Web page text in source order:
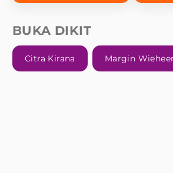
BUKA DIKIT
Citra Kirana Margin